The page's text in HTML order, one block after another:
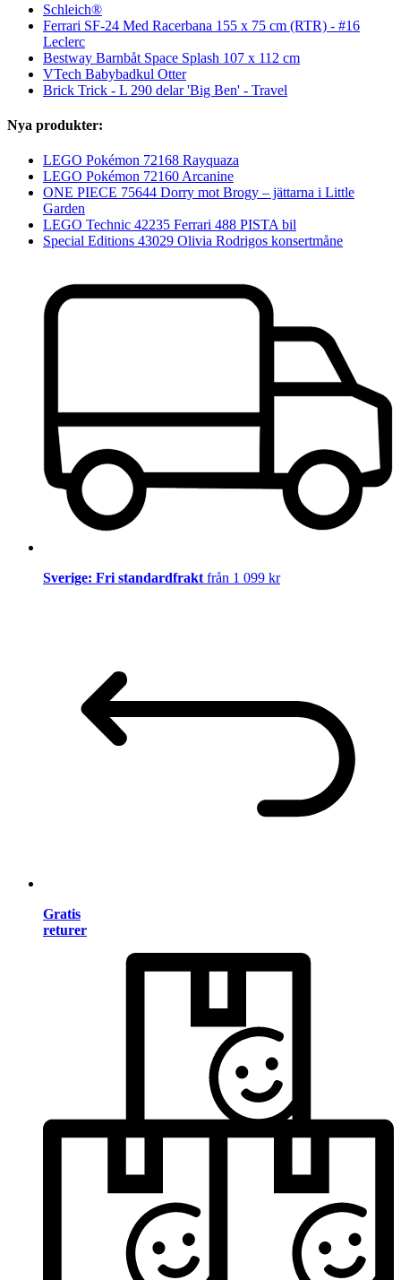
Schleich®
Ferrari SF-24 Med Racerbana 155 x 75 cm (RTR) - #16
Leclerc
Bestway Barnbåt Space Splash 107 x 112 cm
VTech Babybadkul Otter
Brick Trick - L 290 delar 'Big Ben' - Travel
Nya produkter:
LEGO Pokémon 72168 Rayquaza
LEGO Pokémon 72160 Arcanine
ONE PIECE 75644 Dorry mot Brogy – jättarna i Little
Garden
LEGO Technic 42235 Ferrari 488 PISTA bil
Special Editions 43029 Olivia Rodrigos konsertmåne
Sverige: Fri standardfrakt från 1 099 kr
Gratis
returer